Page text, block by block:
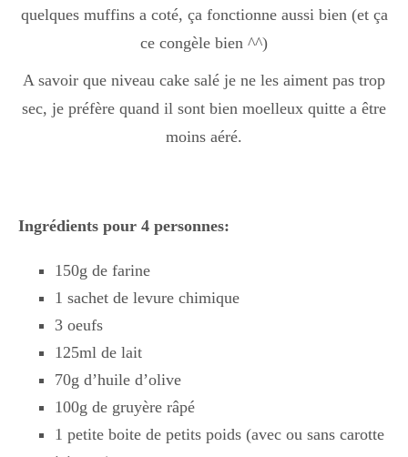
Dessert
Boisson chaudes
Recettes Végétariennes
Resto
quelques muffins a coté, ça fonctionne aussi bien (et ça
ce congèle bien ^^)
A savoir que niveau cake salé je ne les aiment pas trop
sec, je préfère quand il sont bien moelleux quitte a être
moins aéré.
Ingrédients pour 4 personnes:
150g de farine
1 sachet de levure chimique
3 oeufs
125ml de lait
70g d’huile d’olive
100g de gruyère râpé
1 petite boite de petits poids (avec ou sans carotte